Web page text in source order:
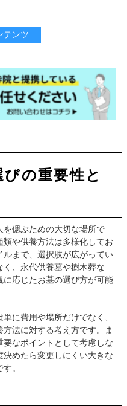
テンツ
を偲ぶための大切な場所で
や供養方法は多様化してお
ルまで、選択肢が広がってい
く、永代供養墓や樹木葬な
に応じたお墓の選び方が可能
に費用や場所だけでなく、
法に対する考え方です。ま
なポイントとして考慮しな
めたら変更しにくい大きな
。